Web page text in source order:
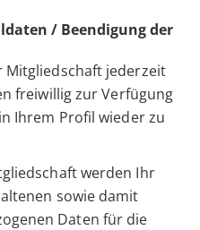
/ Beendigung der
Mitgliedschaft jederzeit
freiwillig zur Verfügung
Ihrem Profil wieder zu
werden Ihr
sowie damit
Daten für die